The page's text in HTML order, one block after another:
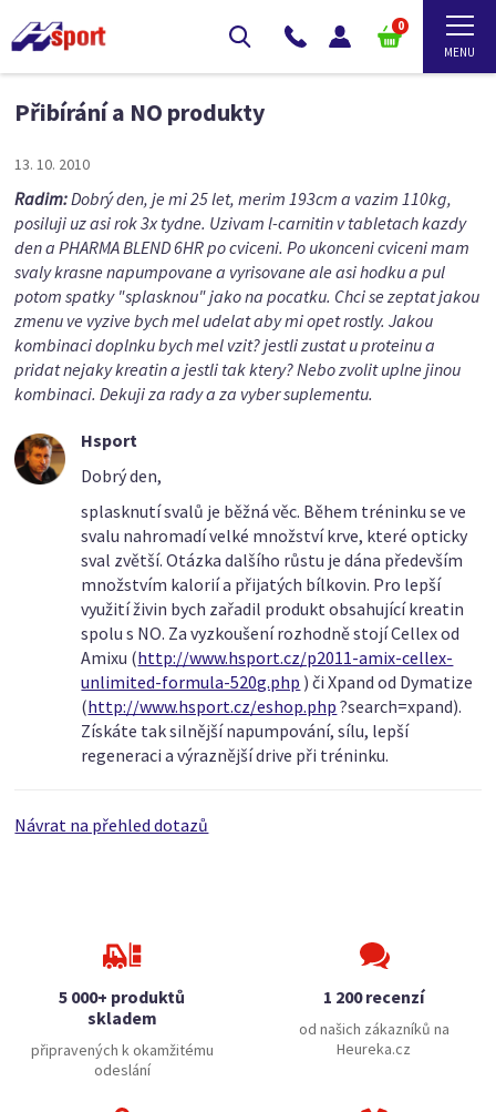
0
Přibírání a NO produkty
13. 10. 2010
Radim:Dobrý den, je mi 25 let, merim 193cm a vazim 110kg,
posiluji uz asi rok 3x tydne. Uzivam l-carnitin v tabletach kazdy
den a PHARMA BLEND 6HR po cviceni. Po ukonceni cviceni mam
svaly krasne napumpovane a vyrisovane ale asi hodku a pul
potom spatky "splasknou" jako na pocatku. Chci se zeptat jakou
zmenu ve vyzive bych mel udelat aby mi opet rostly. Jakou
kombinaci doplnku bych mel vzit? jestli zustat u proteinu a
pridat nejaky kreatin a jestli tak ktery? Nebo zvolit uplne jinou
kombinaci. Dekuji za rady a za vyber suplementu.
Hsport
Dobrý den,
splasknutí svalů je běžná věc. Během tréninku se ve
svalu nahromadí velké množství krve, které opticky
sval zvětší. Otázka dalšího růstu je dána především
množstvím kalorií a přijatých bílkovin. Pro lepší
využití živin bych zařadil produkt obsahující kreatin
spolu s NO. Za vyzkoušení rozhodně stojí Cellex od
Amixu (http://www.hsport.cz/p2011-amix-cellex-
unlimited-formula-520g.php ) či Xpand od Dymatize
(http://www.hsport.cz/eshop.php ?search=xpand).
Získáte tak silnější napumpování, sílu, lepší
regeneraci a výraznější drive při tréninku.
Návrat na přehled dotazů
5 000+ produktů
skladem
připravených k okamžitému
odeslání
1 200 recenzí
od našich zákazníků na
Heureka.cz